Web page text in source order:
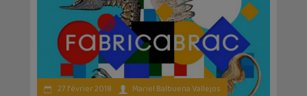
27 février 2018 Mariel Balbuena Vallejos